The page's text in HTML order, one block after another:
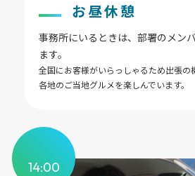
お昼休憩
事務所にいるときは、部署のメン
ます。
全国にお客様がいらっしゃるため出張の
各地のご当地グルメを楽しんでいます。
14:00